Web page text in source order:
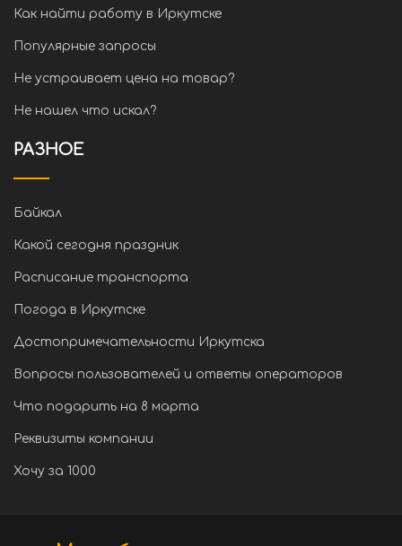
Как найти работу в Иркутске
Популярные запросы
Не устраивает цена на товар?
Не нашел что искал?
РАЗНОЕ
Байкал
Какой сегодня праздник
Расписание транспорта
Погода в Иркутске
Достопримечательности Иркутска
Вопросы пользователей и ответы операторов
Что подарить на 8 марта
Реквизиты компании
Хочу за 1000